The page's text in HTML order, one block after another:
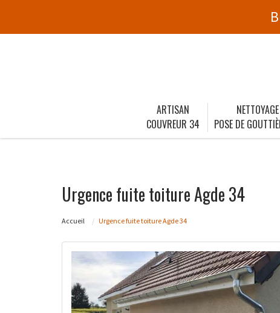
ARTISAN
COUVREUR 34
NETTOYAGE
POSE DE
Urgence fuite toiture Agde 34
Accueil Urgence fuite toiture Agde 34